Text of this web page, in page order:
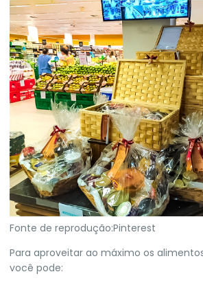
Fonte de reprodução:Pinterest
Para aproveitar ao máximo os
você pode: